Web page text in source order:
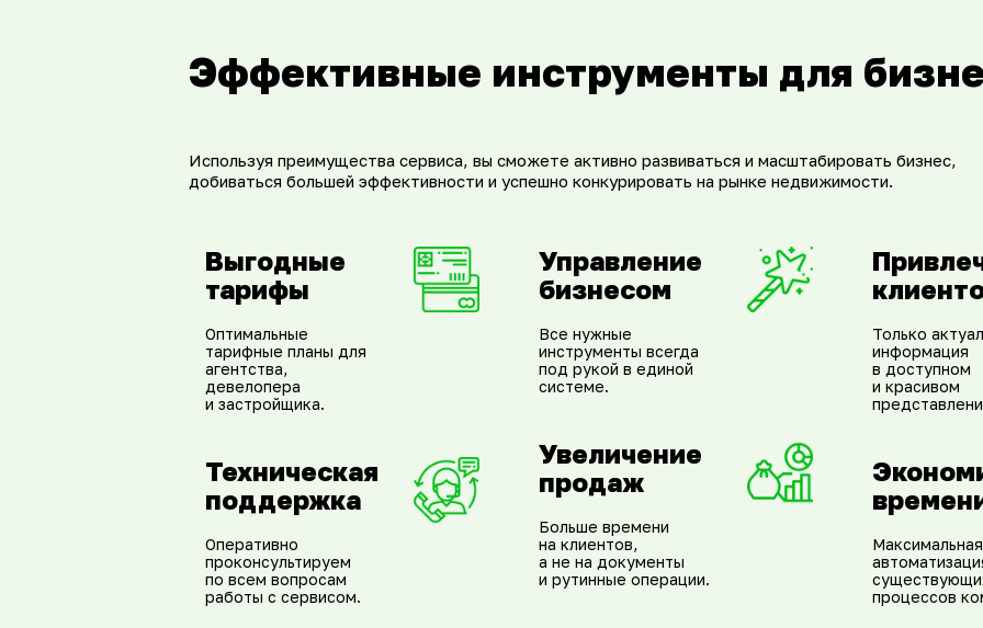
Эффективные инструменты для
Используя преимущества сервиса, вы сможете активно развиваться и масштабировать бизнес,
добиваться большей эффективности и успешно конкурировать на рынке недвижимости.
Выгодные
тарифы
Оптимальные
тарифные планы для
агентства,
девелопера
и застройщика.
Техническая
поддержка
Оперативно
проконсультируем
по всем вопросам
работы с сервисом.
Управление
бизнесом
Все нужные
инструменты всегда
под рукой в единой
системе.
Увеличение
продаж
Больше времени
на клиентов,
а не на документы
и рутинные операции.
Только
информация
в доступном
и красивом
Максимальная
процессов